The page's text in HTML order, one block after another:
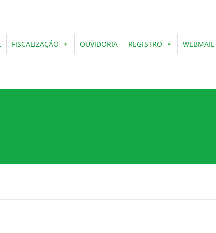
FISCALIZAÇÃO OUVIDORIA REGISTRO WEBMAIL